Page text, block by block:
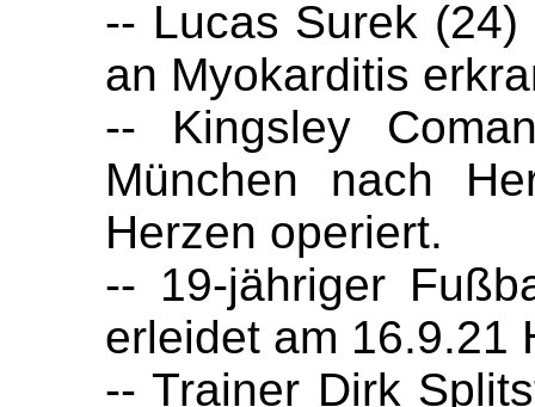
-- Lucas Surek
an Myokarditis
-- Kingsley
München nach
Herzen operiert.
-- 19-jähriger
erleidet am 16.9.21
-- Trainer Dirk